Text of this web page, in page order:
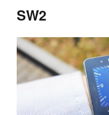
SW2